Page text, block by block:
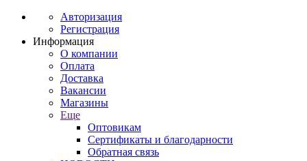
Авторизация
Регистрация
Информация
О компании
Оплата
Доставка
Вакансии
Магазины
Еще
Оптовикам
Сертификаты и благодарности
Обратная связь